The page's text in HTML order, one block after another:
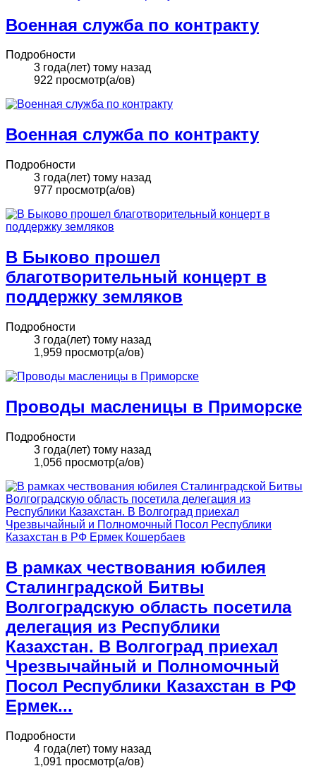
Военная служба по контракту
Подробности
3 года(лет) тому назад
922 просмотр(а/ов)
Военная служба по контракту
Подробности
3 года(лет) тому назад
977 просмотр(а/ов)
В Быково прошел
благотворительный концерт в
поддержку земляков
Подробности
3 года(лет) тому назад
1,959 просмотр(а/ов)
Проводы масленицы в Приморске
Подробности
3 года(лет) тому назад
1,056 просмотр(а/ов)
В рамках чествования юбилея
Сталинградской Битвы
Волгоградскую область посетила
делегация из Республики
Казахстан. В Волгоград приехал
Чрезвычайный и Полномочный
Посол Республики Казахстан в РФ
Ермек...
Подробности
4 года(лет) тому назад
1,091 просмотр(а/ов)